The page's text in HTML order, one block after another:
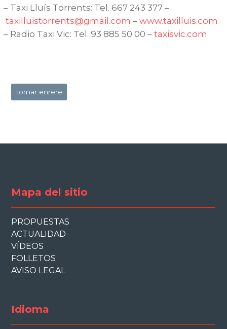
– Taxi Lluís Torrents: Tel. 667 243 377 –
taxilluistorrents@gmail.com –www.taxilluis.com
– Radio Taxi Vic: Tel. 93 885 50 00 –taxisvic.com
tornar enrere
Mapa del sitio
PROPUESTAS
ACTUALIDAD
VÍDEOS
FOLLETOS
AVISO LEGAL
Idioma